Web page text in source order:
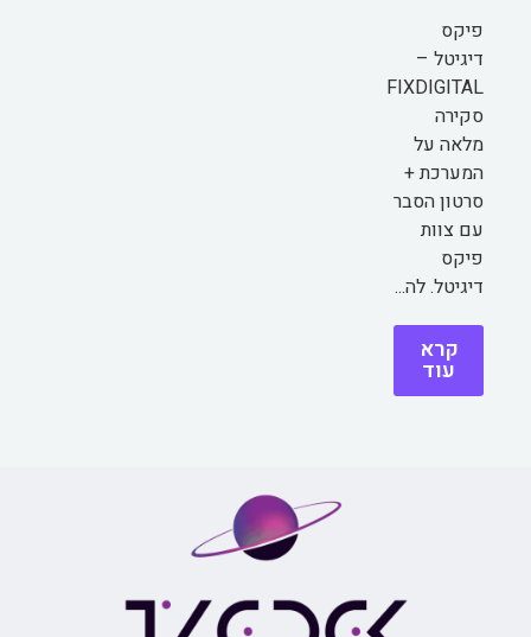
פיקס
דיגיטל –
FIXDIGITAL
סקירה
מלאה על
המערכת +
סרטון הסבר
עם צוות
פיקס
דיגיטל. לה...
קרא
עוד